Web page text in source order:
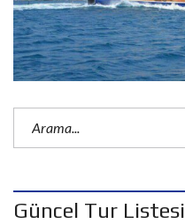
Güncel Tur Listesi